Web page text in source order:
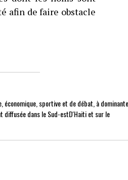
afin de faire obstacle
sportive et de débat, à dominante
diffusée dans le Sud-estD'Haiti et sur le